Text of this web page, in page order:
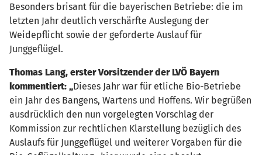
Besonders brisant für die bayerischen Betriebe: die im
letzten Jahr deutlich verschärfte Auslegung der
Weidepflicht sowie der geforderte Auslauf für
Junggeflügel.
Thomas Lang, erster Vorsitzender der LVÖ Bayern
kommentiert: „Dieses Jahr war für etliche Bio-Betriebe
ein Jahr des Bangens, Wartens und Hoffens. Wir begrüßen
ausdrücklich den nun vorgelegten Vorschlag der
Kommission zur rechtlichen Klarstellung bezüglich des
Auslaufs für Junggeflügel und weiterer Vorgaben für die